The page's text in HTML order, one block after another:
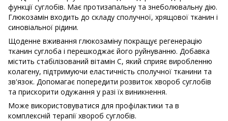
функції суглобів. Має протизапальну та знеболювальну дію.
Глюкозамін входить до складу сполучної, хрящової тканин і
синовіальної рідини.
Щоденне вживання глюкозаміну покращує регенерацію
тканин суглоба і перешкоджає його руйнуванню. Добавка
містить стабілізований вітамін C, який сприяє виробленню
колагену, підтримуючи еластичність сполучної тканини та
зв'язок. Допомагає попередити розвиток хвороб суглобів
та прискорити одужання у разі їх виникнення.
Може використовуватися для профілактики та в
комплексній терапії хвороб суглобів.